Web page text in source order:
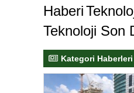
Haberi
Teknoloji Son
Kategori Haberleri